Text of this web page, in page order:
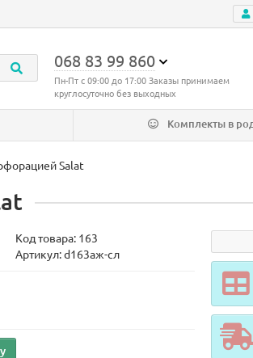
068 83 99 860
Пн-Пт с 09:00 до 17:00 Заказы принимаем
круглосуточно без выходных
Комплекты в
Salat
Код товара: 163
Артикул: d163аж-сл